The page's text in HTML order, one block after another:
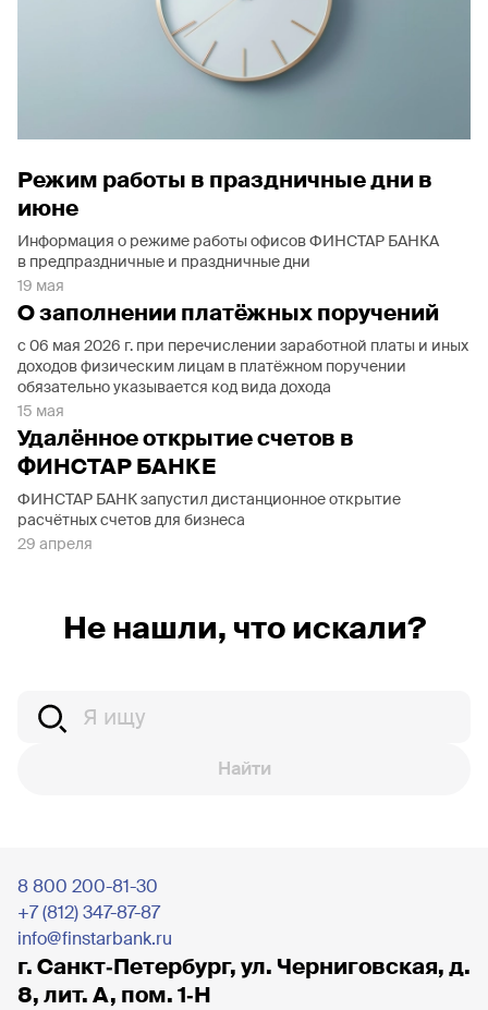
Режим работы в праздничные дни в
июне
Информация о режиме работы офисов ФИНСТАР БАНКА
в предпраздничные и праздничные дни
19 мая
О заполнении платёжных поручений
с 06 мая 2026 г. при перечислении заработной платы и иных
доходов физическим лицам в платёжном поручении
обязательно указывается код вида дохода
15 мая
Удалённое открытие счетов в
ФИНСТАР БАНКЕ
ФИНСТАР БАНК запустил дистанционное открытие
расчётных счетов для бизнеса
29 апреля
Не нашли, что искали?
Найти
8 800 200-81-30
+7 (812) 347-87-87
info@finstarbank.ru
г. Санкт‐Петербург, ул. Черниговская, д.
8, лит. А, пом. 1‐Н